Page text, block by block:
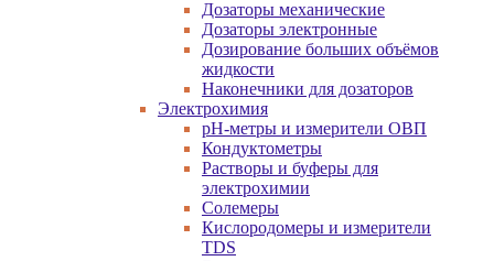
Дозаторы механические
Дозаторы электронные
Дозирование больших объёмов
жидкости
Наконечники для дозаторов
Электрохимия
pH-метры и измерители ОВП
Кондуктометры
Растворы и буферы для
электрохимии
Солемеры
Кислородомеры и измерители
TDS